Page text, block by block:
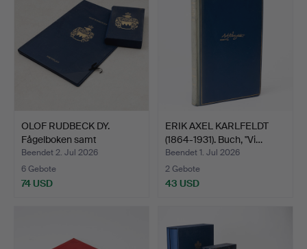
OLOF RUDBECK DY.
Fågelboken samt
Kommentar…
Beendet 2. Jul 2026
6 Gebote
74 USD
ERIK AXEL KARLFELDT
(1864-1931). Buch, "Vi…
Beendet 1. Jul 2026
2 Gebote
43 USD